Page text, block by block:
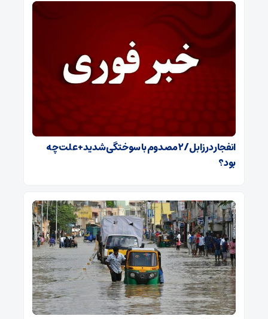
انفجار در زابل / ۲ مصدوم با سوختگی شدید + علت چه
بود؟